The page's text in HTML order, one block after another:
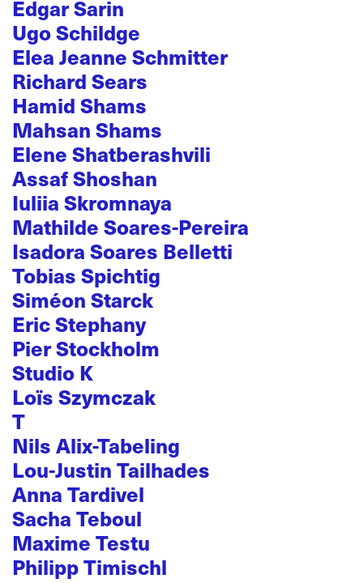
Edgar Sarin
Ugo Schildge
Elea Jeanne Schmitter
Richard Sears
Hamid Shams
Mahsan Shams
Elene Shatberashvili
Assaf Shoshan
Iuliia Skromnaya
Mathilde Soares-Pereira
Isadora Soares Belletti
Tobias Spichtig
Siméon Starck
Eric Stephany
Pier Stockholm
Studio K
Loïs Szymczak
T
Nils Alix-Tabeling
Lou-Justin Tailhades
Anna Tardivel
Sacha Teboul
Maxime Testu
Philipp Timischl